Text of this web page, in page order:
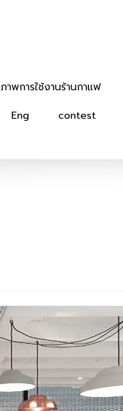
ภาพการใช้งานร้านกาแฟ
Eng contest